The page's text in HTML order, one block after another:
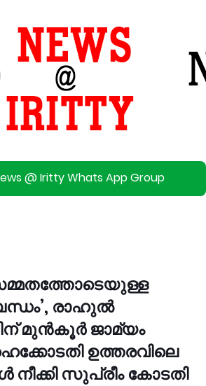
@ Iritty Whats App Group
രാഹുല്‍
മുന്‍കൂര്‍ ജാമ്യം
ഉത്തരവിലെ
നീക്കി സുപ്രീം കോടതി